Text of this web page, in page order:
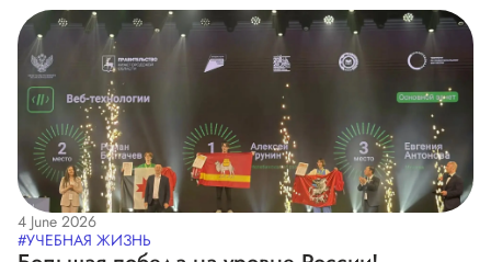
4 June 2026
#УЧЕБНАЯ ЖИЗНЬ